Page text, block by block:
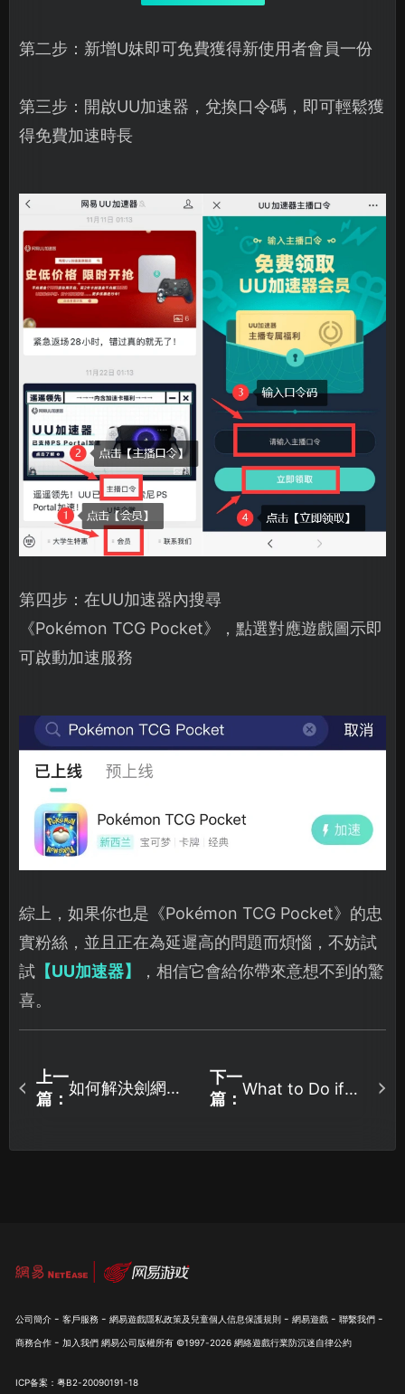
第二步：新增U妹即可免費獲得新使用者會員一份
第三步：開啟UU加速器，兌換口令碼，即可輕鬆獲
得免費加速時長
第四步：在UU加速器內搜尋
《Pokémon TCG Pocket》，點選對應遊戲圖示即
可啟動加速服務
綜上，如果你也是《Pokémon TCG Pocket》的忠
實粉絲，並且正在為延遲高的問題而煩惱，不妨試
試 【UU加速器】
，相信它會給你帶來意想不到的驚
喜。
上一
篇：
如何解決劍網三
你！
下一
篇：
What to Do if
公司簡介 - 客戶服務 - 網易遊戲隱私政策及兒童個人信息保護規則 - 網易遊戲 - 聯繫我們 -
商務合作 - 加入我們 網易公司版權所有 ©1997-2026 網絡遊戲行業防沉迷自律公約
ICP备案：粤B2-20090191-18